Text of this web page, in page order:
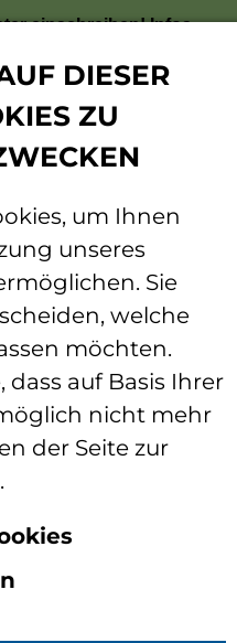
einschreiben!Infos
und Gewalt
und
Hilfe
Sie belästigt
Dann
oder ihre
DIESER
ZU
um Ihnen
unseres
Sie
welche
möchten.
dass auf Basis Ihrer
nicht mehr
der Seite zur